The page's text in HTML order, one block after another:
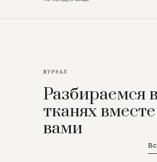
ЖУРНАЛ
Разбираемся в
тканях
вами